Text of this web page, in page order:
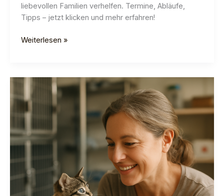
liebevollen Familien verhelfen. Termine, Abläufe,
Tipps – jetzt klicken und mehr erfahren!
Adoptionswochen
County
Weiterlesen »